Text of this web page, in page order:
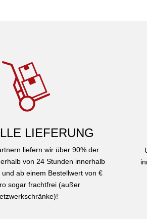
LIEFERUNG
liefern wir über 90% der
von 24 Stunden innerhalb
ab einem Bestellwert von €
sogar frachtfrei (außer